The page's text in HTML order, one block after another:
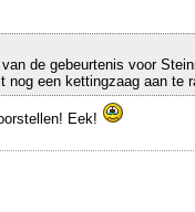
de gebeurtenis voor
nog een kettingzaag aan te
Eek!